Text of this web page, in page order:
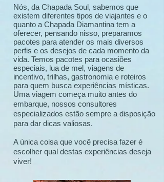
Nós, da Chapada Soul, sabemos que
existem diferentes tipos de viajantes e o
quanto a Chapada Diamantina tem a
oferecer, pensando nisso, preparamos
pacotes para atender os mais diversos
perfis e os desejos de cada momento da
vida. Temos pacotes para ocasiões
especiais, lua de mel, viagens de
incentivo, trilhas, gastronomia e roteiros
para quem busca experiências místicas.
Uma viagem começa muito antes do
embarque, nossos consultores
especializados estão sempre a disposição
para dar dicas valiosas.
A única coisa que você precisa fazer é
escolher qual destas experiências deseja
viver!